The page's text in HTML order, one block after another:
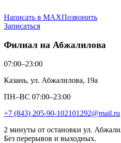
Написать в MAXПозвонить
Записаться
Филиал на Абжалилова
07:00–23:00
Казань, ул. Абжалилова, 19а
ПН–ВС 07:00–23:00
+7 (843) 205-90-102101292@mail.ru
2 минуты от остановки ул.
Без перерывов и выходных.